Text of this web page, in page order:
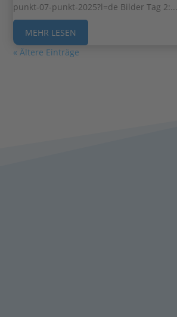
punkt-07-punkt-2025?l=de Bilder Tag 2:...
MEHR LESEN
« Ältere Einträge